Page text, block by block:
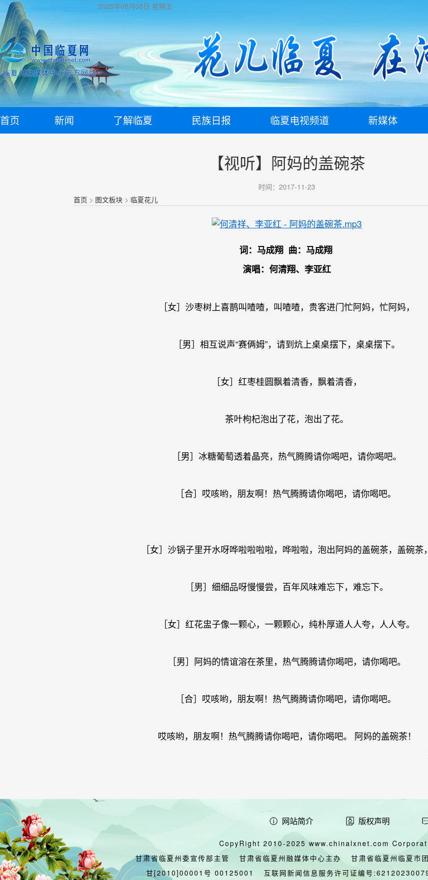
2026年08月08日 星期五
首页 新闻 了解临夏 民族日报 临夏电视频道 新媒体
【视听】阿妈的盖碗茶
时间：2017-11-23
首页 > 图文板块 > 临夏花儿
何清祥、李亚红 - 阿妈的盖碗茶.mp3
词：马成翔 曲：马成翔
演唱：何清翔、李亚红
［女］沙枣树上喜鹊叫喳喳，叫喳喳，贵客进门忙阿妈，忙阿妈，
［男］相互说声“赛俩姆”，请到炕上桌桌摆下，桌桌摆下。
［女］红枣桂圆飘着清香，飘着清香，
茶叶枸杞泡出了花，泡出了花。
［男］冰糖葡萄透着晶亮，热气腾腾请你喝吧，请你喝吧。
［合］哎咳哟，朋友啊！热气腾腾请你喝吧，请你喝吧。
［女］沙锅子里开水呀哗啦啦啦啦，哗啦啦，泡出阿妈的盖碗茶，盖碗茶，
［男］细细品呀慢慢尝，百年风味难忘下，难忘下。
［女］红花盅子像一颗心，一颗颗心，纯朴厚道人人夸，人人夸。
［男］阿妈的情谊溶在茶里，热气腾腾请你喝吧，请你喝吧。
［合］哎咳哟，朋友啊！热气腾腾请你喝吧，请你喝吧。
哎咳哟，朋友啊！热气腾腾请你喝吧，请你喝吧。 阿妈的盖碗茶！
网站简介 版权声明
CopyRight 2010-2025 www.chinalxnet.com
甘肃省临夏州委宣传部主管
甘肃省临夏州融媒体中心主办 甘肃省临夏州临夏市
甘[2010]00001号 00125001
互联网新闻信息服务许可证编号